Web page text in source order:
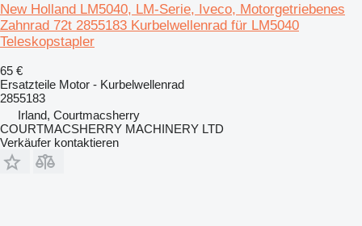
New Holland LM5040, LM-Serie, Iveco, Motorgetriebenes
Zahnrad 72t 2855183 Kurbelwellenrad für LM5040
Teleskopstapler
65 €
Ersatzteile Motor - Kurbelwellenrad
2855183
Irland, Courtmacsherry
COURTMACSHERRY MACHINERY LTD
Verkäufer kontaktieren